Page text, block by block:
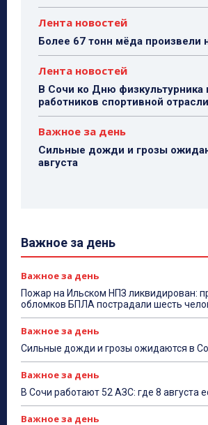
Лента новостей
Более 67 тонн мёда произвели
Лента новостей
В Сочи ко Дню физкультурника
работников спортивной отрасли
Важное за день
Сильные дожди и грозы
августа
Важное за день
Важное за день
Пожар на Ильском НПЗ ликвидирован:
обломков БПЛА пострадали шесть
Важное за день
Сильные дожди и грозы ожидаются в
Важное за день
В Сочи работают 52 АЗС: где 8 августа
Важное за день